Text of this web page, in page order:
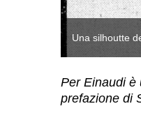
Una silhoutte
Per Einaudi è
prefazione di